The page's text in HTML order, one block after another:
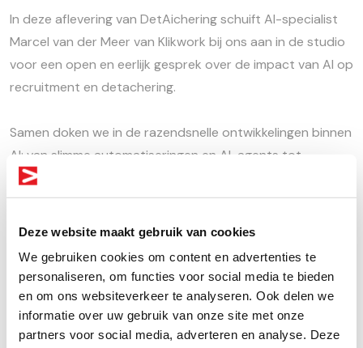
Deze website maakt gebruik van cookies
We gebruiken cookies om content en advertenties te
personaliseren, om functies voor social media te bieden
en om ons websiteverkeer te analyseren. Ook delen we
informatie over uw gebruik van onze site met onze
partners voor social media, adverteren en analyse. Deze
In deze aflevering van DetAichering schuift AI-specialist
Marcel van der Meer van Klikwork bij ons aan in de studio
voor een open en eerlijk gesprek over de impact van AI op
recruitment en detachering.
Samen doken we in de razendsnelle ontwikkelingen binnen
AI: van slimme automatiseringen en AI-agents tot
sourcing, salesvoorbereiding en de toekomst van ATS-
systemen. Marcel deelt hoe hij inmiddels duizenden
begin staan van wat er mogelijk is.
We bespreken waar AI vandaag al direct tijd bespaart,
welke processen volgens Marcel binnen enkele jaren